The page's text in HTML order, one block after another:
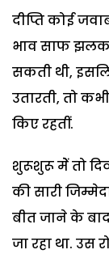
दीप्ति कोई
भाव साफ
सकती थी,
उतारती, तो
किए रहतीं.
शुरूशुरू मेें तो
की सारी
बीत जाने के
जा रहा था.